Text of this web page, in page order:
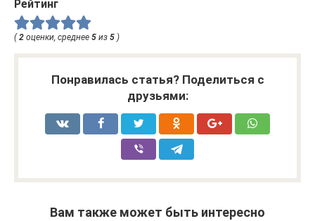
Рейтинг
( 2 оценки, среднее 5 из 5 )
Понравилась статья? Поделиться с
друзьями:
Вам также может быть интересно